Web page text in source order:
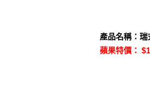
產品名稱：
蘋果特價：